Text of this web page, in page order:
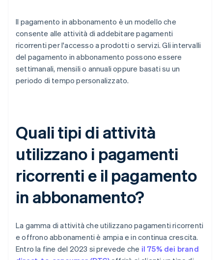
Il pagamento in abbonamento è un modello che
consente alle attività di addebitare pagamenti
ricorrenti per l'accesso a prodotti o servizi. Gli intervalli
del pagamento in abbonamento possono essere
settimanali, mensili o annuali oppure basati su un
periodo di tempo personalizzato.
Quali tipi di attività
utilizzano i pagamenti
ricorrenti e il pagamento
in abbonamento?
La gamma di attività che utilizzano pagamenti ricorrenti
e offrono abbonamenti è ampia e in continua crescita.
Entro la fine del 2023 si prevede che il 75% dei brand